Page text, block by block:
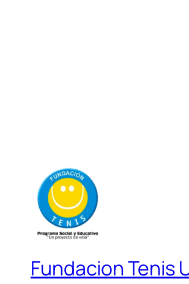
Fundacion Tenis